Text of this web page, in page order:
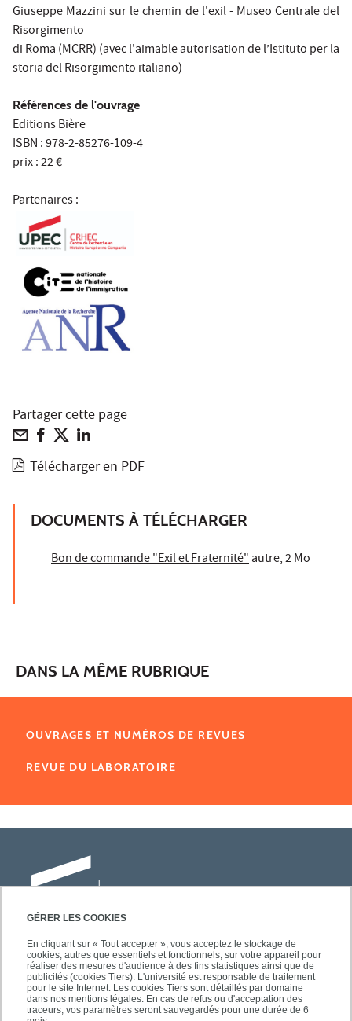
GÉRER LES COOKIES
En cliquant sur « Tout accepter », vous acceptez le stockage de
cookies, autres que essentiels et fonctionnels, sur votre appareil pour
réaliser des mesures d'audience à des fins statistiques ainsi que de
publicités (cookies Tiers). L'université est responsable de traitement
pour le site Internet. Les cookies Tiers sont détaillés par domaine
dans nos mentions légales. En cas de refus ou d'acceptation des
traceurs, vos paramètres seront sauvegardés pour une durée de 6
Giuseppe Mazzini sur le chemin de l'exil - Museo Centrale del
Risorgimento
di Roma (MCRR) (avec l'aimable autorisation de l’Istituto per la
storia del Risorgimento italiano)
Références de l'ouvrage
Editions Bière
ISBN : 978-2-85276-109-4
prix : 22 €
Partenaires :
Partager cette page
Télécharger en PDF
DOCUMENTS À TÉLÉCHARGER
Bon de commande "Exil et Fraternité"autre, 2 Mo
DANS LA MÊME RUBRIQUE
OUVRAGES ET NUMÉROS DE REVUES
REVUE DU LABORATOIRE
Université Paris-Est Créteil
Faculté des lettres, langues et sciences
humaines
61, avenue du Général de Gaulle